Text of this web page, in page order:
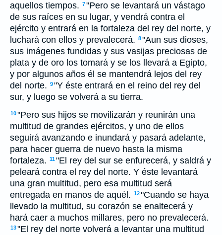
aquellos tiempos. 7"Pero se levantará un vástago
de sus raíces en su lugar, y vendrá contra el
ejército y entrará en la fortaleza del rey del norte, y
luchará con ellos y prevalecerá. 8"Aun sus dioses,
sus imágenes fundidas y sus vasijas preciosas de
plata y de oro los tomará y se los llevará a Egipto,
y por algunos años él se mantendrá lejos del rey
del norte. 9"Y éste entrará en el reino del rey del
sur, y luego se volverá a su tierra.
10"Pero sus hijos se movilizarán y reunirán una
multitud de grandes ejércitos, y uno de ellos
seguirá avanzando e inundará y pasará adelante,
para hacer guerra de nuevo hasta la misma
fortaleza. 11"El rey del sur se enfurecerá, y saldrá y
peleará contra el rey del norte. Y éste levantará
una gran multitud, pero esa multitud será
entregada en manos de aquél. 12"Cuando se haya
llevado la multitud, su corazón se enaltecerá y
hará caer a muchos millares, pero no prevalecerá.
13"El rey del norte volverá a levantar una multitud